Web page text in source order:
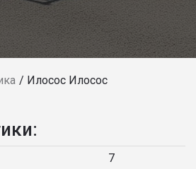
Илосос Илосос
7